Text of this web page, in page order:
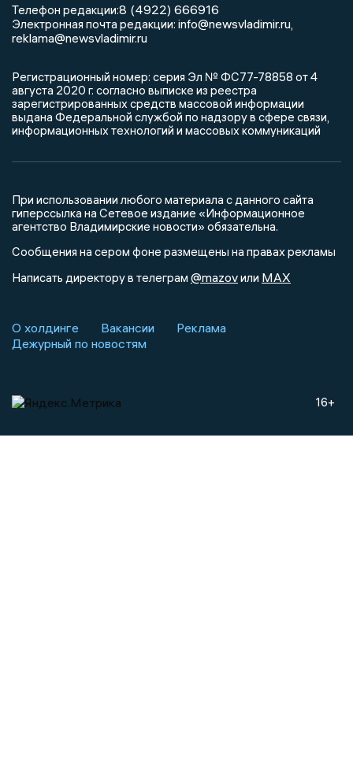
Телефон редакции:8 (4922) 666916
Электронная почта редакции: info@newsvladimir.ru
reklama@newsvladimir.ru
Регистрационный номер: серия Эл № ФС77-78858 от 4
августа 2020 г. согласно выписке из реестра
зарегистрированных средств массовой информации
выдана Федеральной службой по надзору в сфере связи,
информационных технологий и массовых коммуникаций
При использовании любого материала с данного сайта
гиперссылка на Сетевое издание «Информационное
агентство Владимирские новости» обязательна.
Сообщения на сером фоне размещены на правах рекламы
Написать директору в телеграм @mazovили MAX
О холдинге Вакансии
Реклама
Дежурный по новостям
16+